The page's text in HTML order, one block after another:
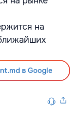
на
в Google